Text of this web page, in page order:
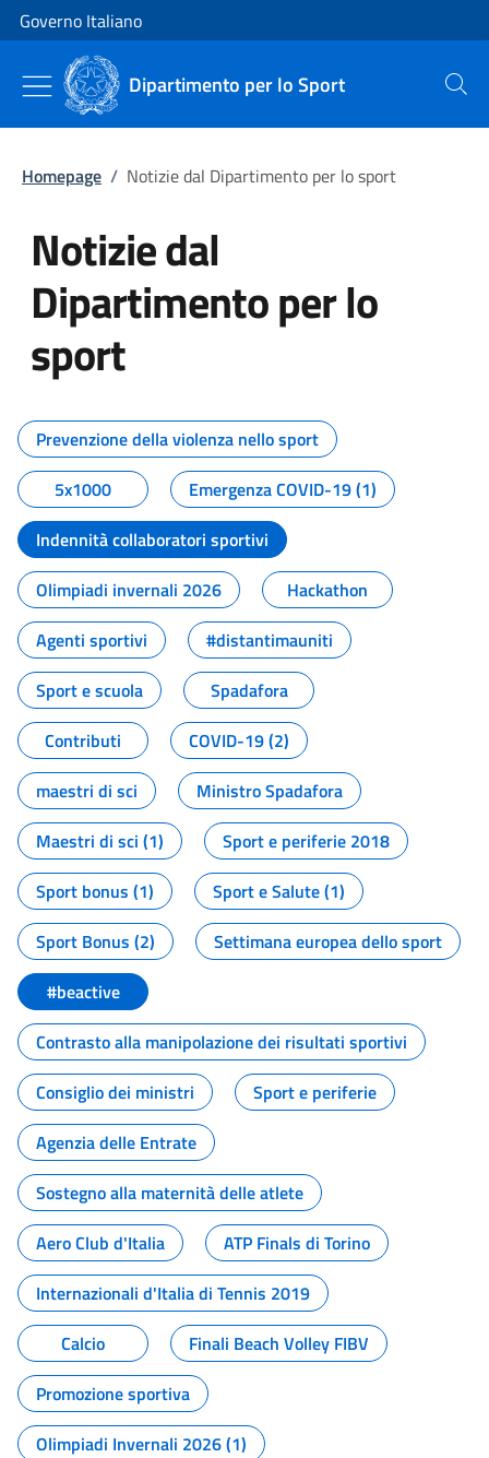
Vai al contenuto
Vai alla navigazione del sito
Governo Italiano
Dipartimento per lo Sport Cerca
Homepage / Notizie dal Dipartimento per lo sport
Notizie dal
Dipartimento per lo
sport
Tutti i contenuti della pagina
Prevenzione della violenza nello sport
5x1000
Emergenza COVID-19 (1)
Indennità collaboratori sportivi
Olimpiadi invernali 2026
Hackathon
Agenti sportivi
#distantimauniti
Sport e scuola
Spadafora
Contributi
COVID-19 (2)
maestri di sci
Ministro Spadafora
Maestri di sci (1)
Sport e periferie 2018
Sport bonus (1)
Sport e Salute (1)
Sport Bonus (2)
Settimana europea dello sport
#beactive
Contrasto alla manipolazione dei risultati sportivi
Consiglio dei ministri
Sport e periferie
Agenzia delle Entrate
Sostegno alla maternità delle atlete
Aero Club d'Italia
ATP Finals di Torino
Internazionali d'Italia di Tennis 2019
Calcio
Finali Beach Volley FIBV
Promozione sportiva
Olimpiadi Invernali 2026 (1)